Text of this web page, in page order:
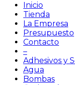
Inicio
Tienda
La Empresa
Presupuesto
Contacto
–
Adhesivos y
Agua
Bombas